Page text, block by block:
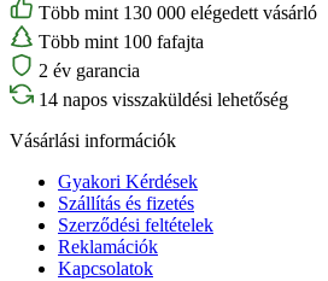
Több mint 130 000 elégedett vásárló
Több mint 100 fafajta
2 év garancia
14 napos visszaküldési lehetőség
Vásárlási információk
Gyakori Kérdések
Szállítás és fizetés
Szerződési feltételek
Reklamációk
Kapcsolatok